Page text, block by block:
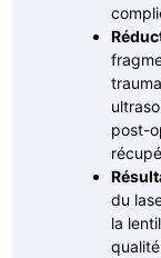
post-
du
la